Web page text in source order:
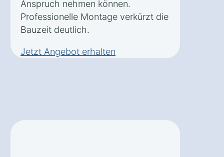
Anspruch nehmen können.
Professionelle Montage verkürzt die
Bauzeit deutlich.
Jetzt Angebot erhalten